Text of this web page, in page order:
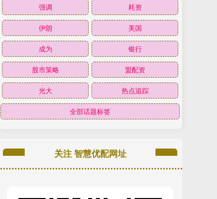
强调 耗资
伊朗 美国
成为 银行
股市策略 盟配资
光大 热点追踪
全部话题标签
关注 智慧优配网址